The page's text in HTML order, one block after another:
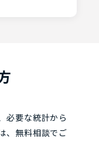
必要な統計から
、無料相談でご